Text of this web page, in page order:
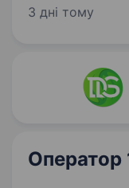
до мобільних
3 дні тому
Оператор